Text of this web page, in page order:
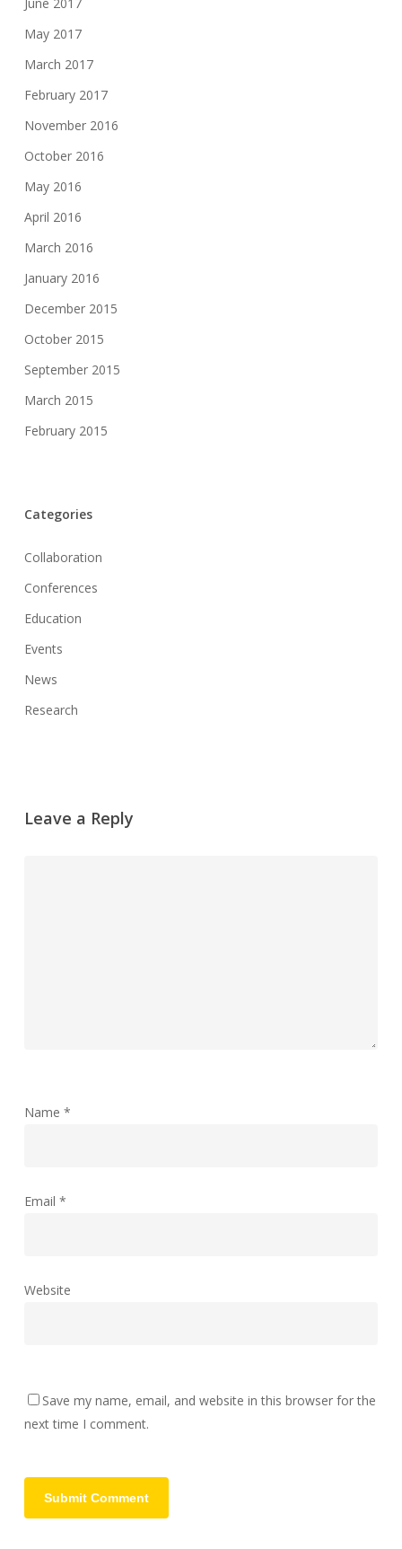
May 2017
March 2017
February 2017
November 2016
October 2016
May 2016
April 2016
March 2016
January 2016
December 2015
October 2015
September 2015
March 2015
February 2015
Categories
Collaboration
Conferences
Education
Events
News
Research
Leave a Reply
Name *
Email *
Website
Save my name, email, and website in this browser for the
next time I comment.